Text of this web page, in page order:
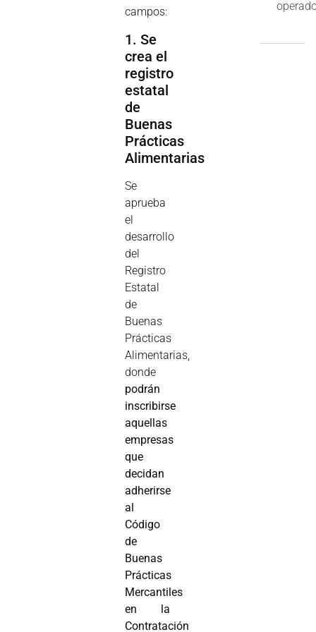
campos:
1. Se
crea el
registro
estatal
de
Buenas
Prácticas
Alimentarias
Se
aprueba
el
desarrollo
del
Registro
Estatal
de
Buenas
Prácticas
Alimentarias,
donde
podrán
inscribirse
aquellas
empresas
que
decidan
adherirse
al
Código
de
Buenas
Prácticas
Mercantiles
en la
Contratación